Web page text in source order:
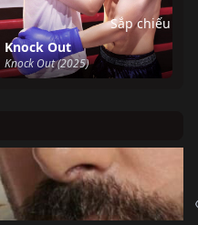
Knock Out
Knock Out (2025)
Sắp chiếu